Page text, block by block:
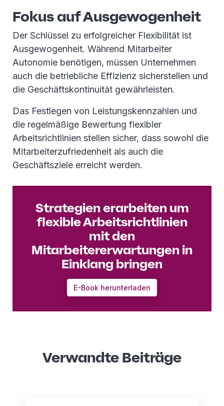
Fokus auf Ausgewogenheit
Der Schlüssel zu erfolgreicher Flexibilität ist
Ausgewogenheit. Während Mitarbeiter
Autonomie benötigen, müssen Unternehmen
auch die betriebliche Effizienz sicherstellen und
die Geschäftskontinuität gewährleisten.
Das Festlegen von Leistungskennzahlen und
die regelmäßige Bewertung flexibler
Arbeitsrichtlinien stellen sicher, dass sowohl die
Mitarbeiterzufriedenheit als auch die
Geschäftsziele erreicht werden.
Strategien erarbeiten um
flexible Arbeitsrichtlinien
mit den
Mitarbeitererwartungen in
Einklang bringen
E-Book herunterladen
Verwandte Beiträge